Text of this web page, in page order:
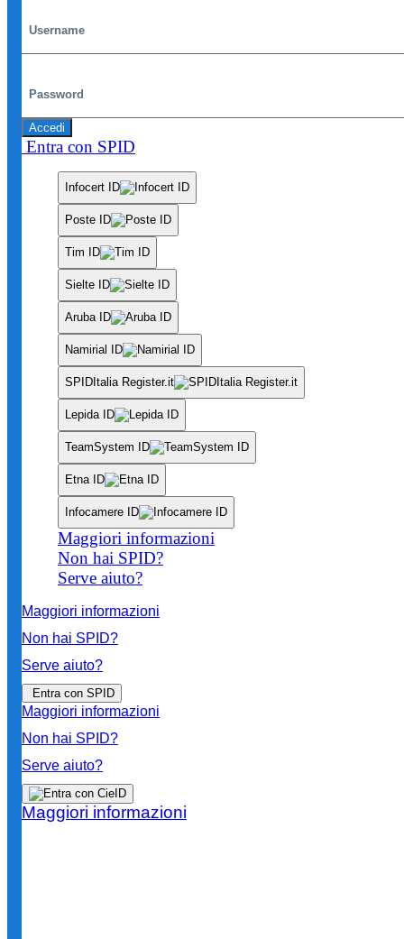
Accedi
Entra con SPID
Infocert ID
Poste ID
Tim ID
Sielte ID
Aruba ID
Namirial ID
SPIDItalia Register.it
Lepida ID
TeamSystem ID
Etna ID
Infocamere ID
Maggiori informazioni
Non hai SPID?
Serve aiuto?
Maggiori informazioni
Non hai SPID?
Serve aiuto?
Entra con SPID
Maggiori informazioni
Non hai SPID?
Serve aiuto?
Maggiori informazioni